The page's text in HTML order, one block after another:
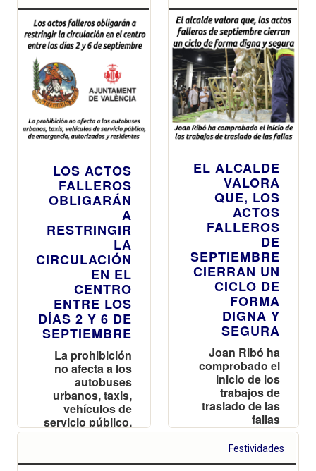
LOS ACTOS
FALLEROS
OBLIGARÁN
A
RESTRINGIR
LA
CIRCULACIÓN
EN EL
CENTRO
ENTRE LOS
DÍAS 2 Y 6 DE
SEPTIEMBRE
La prohibición
no afecta a los
autobuses
urbanos, taxis,
vehículos de
servicio público,
de emergencia,
residentes
EL ALCALDE
VALORA
QUE, LOS
ACTOS
FALLEROS
DE
SEPTIEMBRE
CIERRAN UN
CICLO DE
FORMA
DIGNA Y
SEGURA
Joan Ribó ha
comprobado el
inicio de los
trabajos de
traslado de las
fallas
Festividades